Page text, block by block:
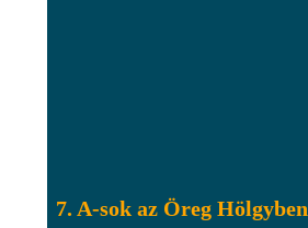
7. A-sok az Öreg Hölgyben